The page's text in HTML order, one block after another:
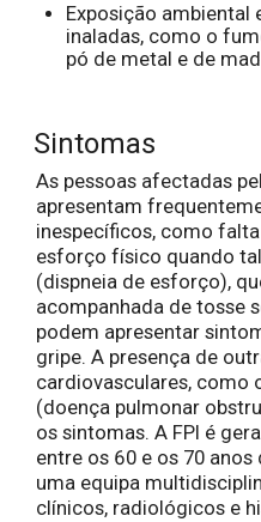
Exposição ambiental
inaladas, como o
pó de metal e de
Sintomas
As pessoas afectadas
apresentam
inespecíficos, como
esforço físico quando
(dispneia de esforço),
acompanhada de tosse
podem apresentar
gripe. A presença de
cardiovasculares, como
(doença pulmonar
os sintomas. A FPI é
entre os 60 e os 70
uma equipa
clínicos, radiológicos e